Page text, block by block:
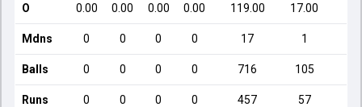
O 0.00 0.00 0.00 0.00 119.00 17.00
Mdns 0 0 0 0 17 1
Balls 0 0 0 0 716 105
Runs 0 0 0 0 457 57